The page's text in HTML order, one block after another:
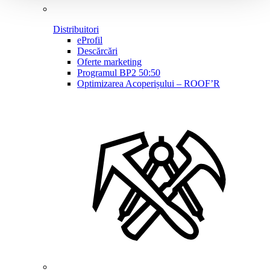
Distribuitori
eProfil
Descărcări
Oferte marketing
Programul BP2 50:50
Optimizarea Acoperișului – ROOF’R